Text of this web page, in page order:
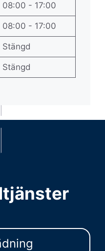
08:00 - 17:00
08:00 - 17:00
Stängd
Stängd